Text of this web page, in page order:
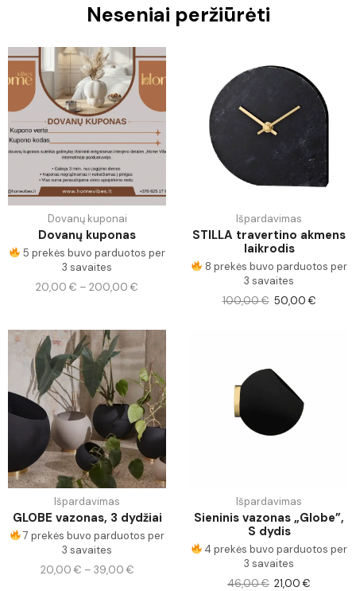
Neseniai peržiūrėti
Dovanų kuponai
Dovanų kuponas
5 prekės buvo parduotos per
3 savaites
20,00 € – 200,00 €
Išpardavimas
STILLA travertino akmens
laikrodis
8 prekės buvo parduotos per
3 savaites
100,00€ 50,00€
Išpardavimas
GLOBE vazonas, 3 dydžiai
7 prekės buvo parduotos per
3 savaites
20,00 € – 39,00 €
Išpardavimas
Sieninis vazonas „Globe”,
S dydis
4 prekės buvo parduotos per
3 savaites
46,00€ 21,00€